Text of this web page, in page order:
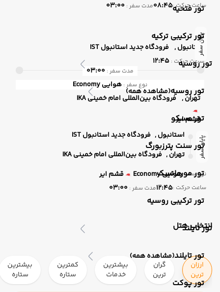
تور فتحیه
تور ترکیبی ترکیه
تور روسیه
تور روسیه(مشاهده همه)
تور مسکو
تور سنت پترزبورگ
تور مورمانسک
تور ترکیبی روسیه
تور تایلند
تور تایلند(مشاهده همه)
تور پوکت
ساعت حرکت :08:45مدت سفر : 03:00
پایان سفر
استانبول , فرودگاه جدید استانبول IST
ساعت حرکت : 12:45
مدت سفر : 03:00
نوع سفر : هوایی
تهران , فرودگاه بین‌المللی امام خمینی IKA
قشم ایر
پایان سفر استانبول , فرودگاه جدید استانبول IST
تهران , فرودگاه بین‌المللی امام خمینی IKA
نوع سفر :هواییEconomy قشم ایر
ساعت حرکت :12:45مدت سفر : 03:00
انتخاب هتل
ارزان
ترین
گران
ترین
بیشترین
خدمات
کمترین
ستاره
بیشترین
ستاره